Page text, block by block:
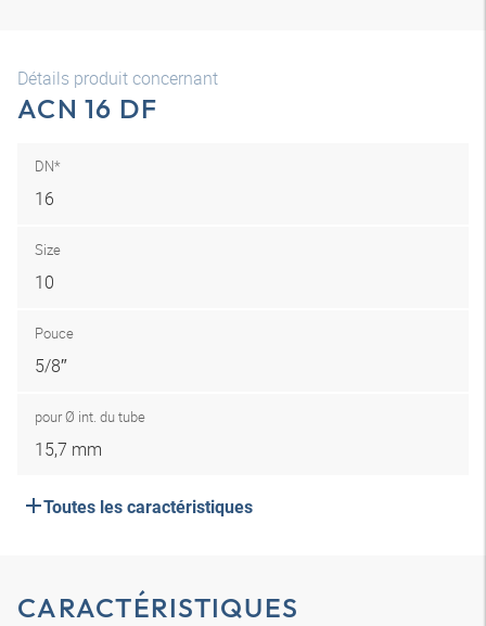
Détails produit concernant
ACN 16 DF
DN*
16
Size
10
Pouce
5/8″
pour Ø int. du tube
15,7 mm
Toutes les caractéristiques
CARACTÉRISTIQUES